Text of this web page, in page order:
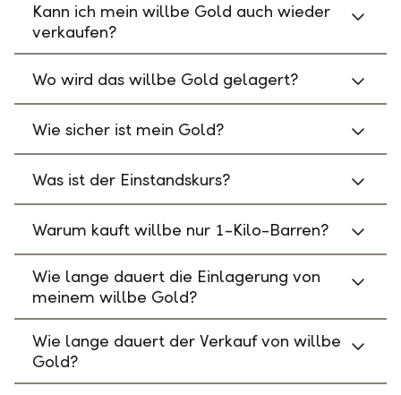
Kann ich mein willbe Gold auch wieder
verkaufen?
Wo wird das willbe Gold gelagert?
Wie sicher ist mein Gold?
Was ist der Einstandskurs?
Warum kauft willbe nur 1-Kilo-Barren?
Wie lange dauert die Einlagerung von
meinem willbe Gold?
Wie lange dauert der Verkauf von willbe
Gold?